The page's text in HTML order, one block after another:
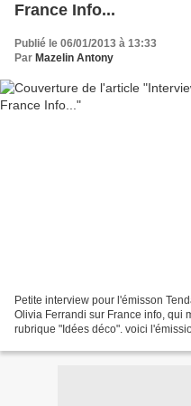
France Info...
Publié le 06/01/2013 à 13:33
Par Mazelin Antony
Petite interview pour l'émisson
Olivia Ferrandi sur France info, qui
rubrique "Idées déco". voici